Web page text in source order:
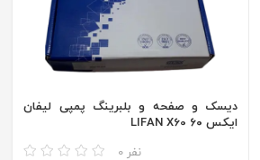
دیسک و صفحه و بلبرینگ پمپی لیفان
ایکس ۶۰ LIFAN X60
0 نفر